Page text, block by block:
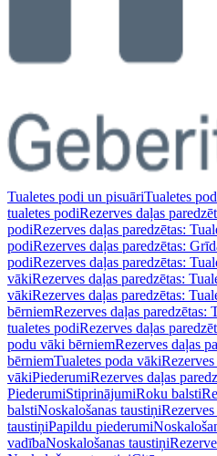
Tualetes podi un pisuāriTualetes
tualetes podiRezerves daļas
podiRezerves daļas paredzētas:
podiRezerves daļas paredzētas:
podiRezerves daļas paredzētas:
vākiRezerves daļas paredzētas:
vākiRezerves daļas paredzētas:
bērniemRezerves daļas paredzētas:
tualetes podiRezerves daļas
podu vāki bērniemRezerves daļas
bērniemTualetes poda vāki
vākiPiederumiRezerves daļas
PiederumiStiprinājumiRoku balsti
balstiNoskalošanas taustiņi
taustiņiPapildu piederumi
vadībaNoskalošanas taustiņi